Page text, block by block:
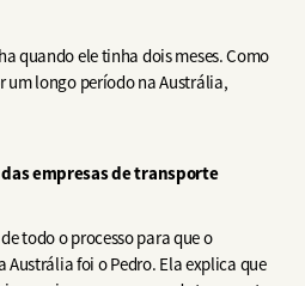
quando ele tinha dois meses. Como
um longo período na Austrália,
empresas de transporte
todo o processo para que o
Austrália foi o Pedro. Ela explica que